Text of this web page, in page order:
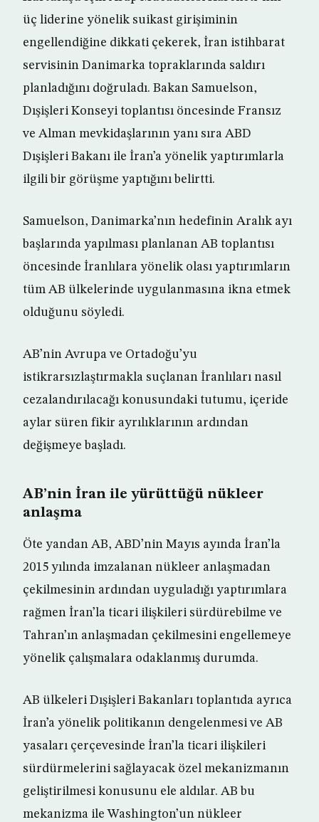
üç liderine yönelik suikast girişiminin
engellendiğine dikkati çekerek, İran istihbarat
servisinin Danimarka topraklarında saldırı
planladığını doğruladı. Bakan Samuelson,
Dışişleri Konseyi toplantısı öncesinde Fransız
ve Alman mevkidaşlarının yanı sıra ABD
Dışişleri Bakanı ile İran’a yönelik yaptırımlarla
ilgili bir görüşme yaptığını belirtti.
Samuelson, Danimarka’nın hedefinin Aralık ayı
başlarında yapılması planlanan AB toplantısı
öncesinde İranlılara yönelik olası yaptırımların
tüm AB ülkelerinde uygulanmasına ikna etmek
olduğunu söyledi.
AB’nin Avrupa ve Ortadoğu’yu
istikrarsızlaştırmakla suçlanan İranlıları nasıl
cezalandırılacağı konusundaki tutumu, içeride
aylar süren fikir ayrılıklarının ardından
değişmeye başladı.
AB’nin İran ile yürüttüğü nükleer
anlaşma
Öte yandan AB, ABD’nin Mayıs ayında İran’la
2015 yılında imzalanan nükleer anlaşmadan
çekilmesinin ardından uyguladığı yaptırımlara
rağmen İran’la ticari ilişkileri sürdürebilme ve
Tahran’ın anlaşmadan çekilmesini engellemeye
yönelik çalışmalara odaklanmış durumda.
AB ülkeleri Dışişleri Bakanları toplantıda ayrıca
İran’a yönelik politikanın dengelenmesi ve AB
yasaları çerçevesinde İran’la ticari ilişkileri
sürdürmelerini sağlayacak özel mekanizmanın
geliştirilmesi konusunu ele aldılar. AB bu
mekanizma ile Washington’un nükleer